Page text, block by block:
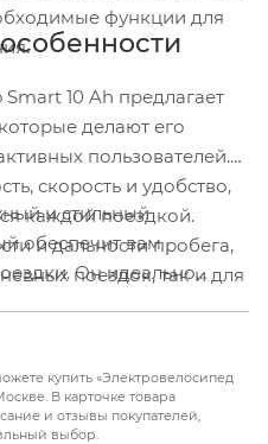
функции для
10 Ah предлагает
делают его
пользователей.
скорость и удобство,
каждой поездкой.
и дальности пробега,
поездок, так и для
и стильный
обеспечит вам
Он идеально
купить «Электровелосипед
В карточке товара
и отзывы покупателей,
выбор.